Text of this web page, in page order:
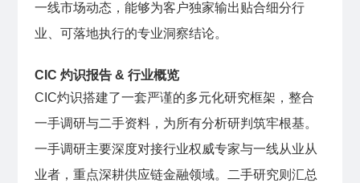
一线市场动态，能够为客户独家输出贴合细分行
业、可落地执行的专业洞察结论。
CIC 灼识报告 & 行业概览
CIC灼识搭建了一套严谨的多元化研究框架，整合
一手调研与二手资料，为所有分析研判筑牢根基。
一手调研主要深度对接行业权威专家与一线从业从
业者，重点深耕供应链金融领域。二手研究则汇总